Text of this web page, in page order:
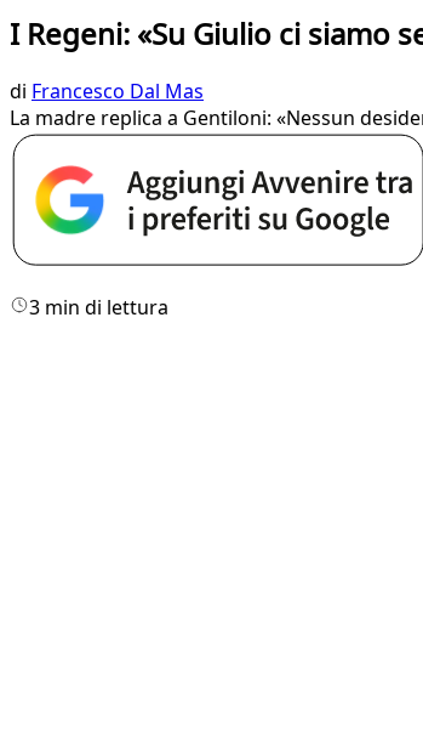
I Regeni: «Su Giulio ci siamo
di Francesco Dal Mas
La madre replica a Gentiloni: «Nessun
3 min di lettura